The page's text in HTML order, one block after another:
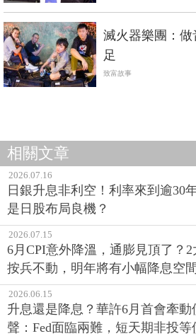
滅火器樂團：
足
致富故事
相關文章
2026.07.16
日銀升息非利空！利率來到逾30
是日股布局良機？
2026.07.15
6月CPI意外降溫，通膨見頂了？
按兵不動，明年將有小幅降息空間
2026.06.15
升息還是降息？華許6月首會牽
聲：Fed面臨兩難，短天期非投